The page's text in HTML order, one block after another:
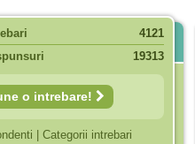
4121
19313
o intrebare!
Categorii intrebari